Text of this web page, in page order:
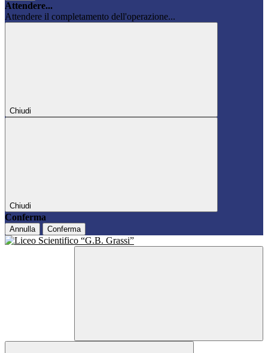
Attendere...
Attendere il completamento dell'operazione...
Chiudi
Chiudi
Conferma
Annulla Conferma